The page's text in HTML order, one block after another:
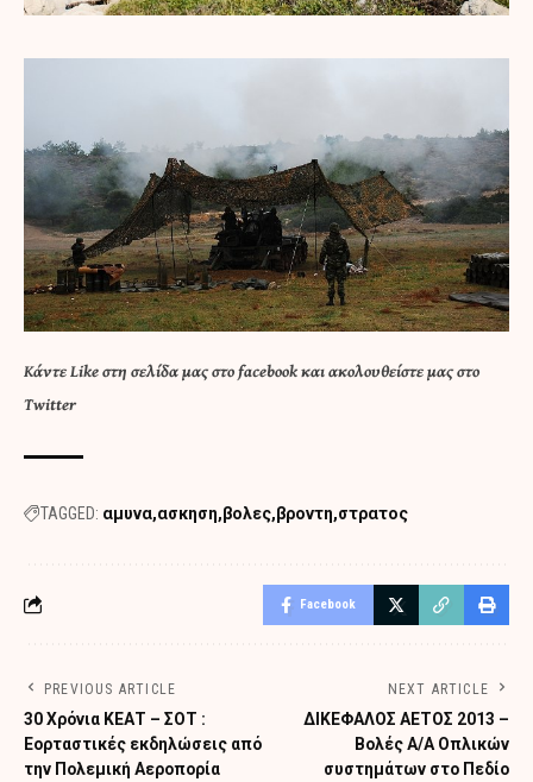
ΚάντεLike στη σελίδα μας στο facebookκαιακολουθείστε μας στο
Twitter
TAGGED: αμυνα ασκηση βολες βροντη στρατος
Facebook
PREVIOUS ARTICLE
30 Χρόνια ΚΕΑΤ – ΣΟΤ :
Εορταστικές εκδηλώσεις από
την Πολεμική Αεροπορία
NEXT ARTICLE
ΔΙΚΕΦΑΛΟΣ ΑΕΤΟΣ 2013 –
Βολές Α/Α Οπλικών
συστημάτων στο Πεδίο